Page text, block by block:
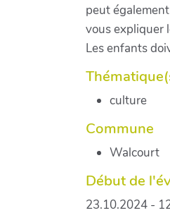
peut
vous expliquer
Les enfants
culture
Commune
Walcourt
Début de
23.10.2024 -